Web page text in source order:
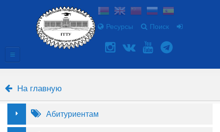
Ресурсы Поиск
На главную
Абитуриентам